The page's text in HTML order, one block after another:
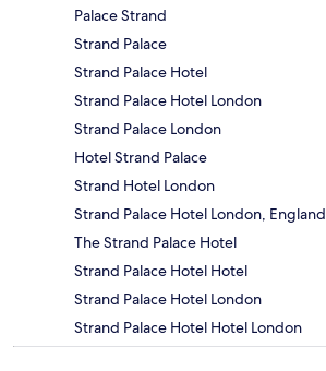
Palace Strand
Strand Palace
Strand Palace Hotel
Strand Palace Hotel London
Strand Palace London
Hotel Strand Palace
Strand Hotel London
Strand Palace Hotel London, England
The Strand Palace Hotel
Strand Palace Hotel Hotel
Strand Palace Hotel London
Strand Palace Hotel Hotel London